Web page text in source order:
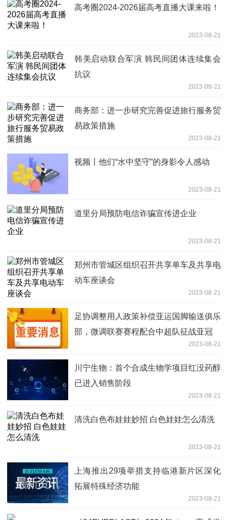
高考圈2024-2026届高考直播大课来啦！
2023-08-21
韩美启动联合军演 韩民间团体连续集会
抗议
2023-08-21
商务部：进一步研究完善促进旅行服务贸
易政策措施
2023-08-21
视频丨他们“水中坚守”的身影令人感动
2023-08-21
道里分局预防电信诈骗宣传进企业
2023-08-21
郑州市管城区组织召开共享单车及共享电
动车座谈会
2023-08-21
足协调整用人政策补偿亚运国脚输送俱乐
部，微调联赛赛程配合中超队征战亚冠
2023-08-21
川宁生物：首个合成生物学项目红没药醇
已进入销售阶段
2023-08-21
清洗白色布娃娃妙招 白色娃娃怎么清洗
2023-08-21
上海推出29项举措支持临港新片区深化
拓展特殊经济功能
2023-08-21